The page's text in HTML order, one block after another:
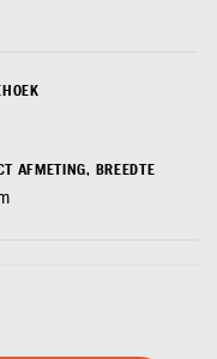
AFMETING, BREEDTE